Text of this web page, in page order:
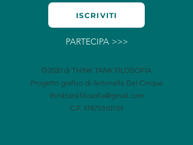
ISCRIVITI
PARTECIPA >>>
©2020 di THINK TANK FILOSOFIA
Progetto grafico di Antonella Del Cinque
thinktankfilosofia@gmail.com
C.F. 97875310159